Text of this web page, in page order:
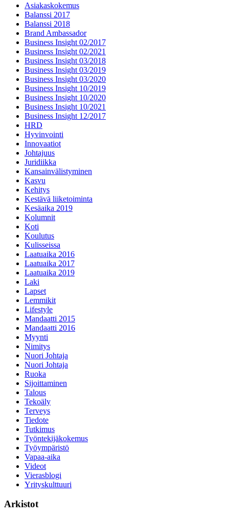
Asiakaskokemus
Balanssi 2017
Balanssi 2018
Brand Ambassador
Business Insight 02/2017
Business Insight 02/2021
Business Insight 03/2018
Business Insight 03/2019
Business Insight 03/2020
Business Insight 10/2019
Business Insight 10/2020
Business Insight 10/2021
Business Insight 12/2017
HRD
Hyvinvointi
Innovaatiot
Johtajuus
Juridiikka
Kansainvälistyminen
Kasvu
Kehitys
Kestävä liiketoiminta
Kesäaika 2019
Kolumnit
Koti
Koulutus
Kulisseissa
Laatuaika 2016
Laatuaika 2017
Laatuaika 2019
Laki
Lapset
Lemmikit
Lifestyle
Mandaatti 2015
Mandaatti 2016
Myynti
Nimitys
Nuori Johtaja
Nuori Johtaja
Ruoka
Sijoittaminen
Talous
Tekoäly
Terveys
Tiedote
Tutkimus
Työntekijäkokemus
Työympäristö
Vapaa-aika
Videot
Vierasblogi
Yrityskulttuuri
Arkistot